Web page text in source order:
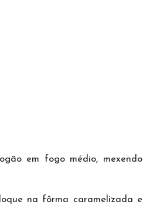
em fogo médio, mexendo
na fôrma caramelizada e